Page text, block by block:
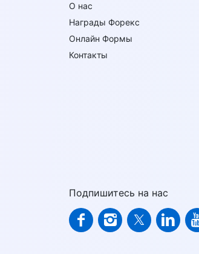
О нас
Награды Форекс
Онлайн Формы
Контакты
Подпишитесь на нас